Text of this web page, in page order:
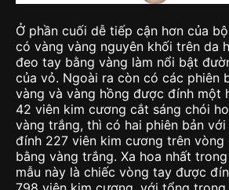
Ở phần cuối dễ tiếp cận hơn của
có vàng vàng nguyên khối trên da
đeo tay bằng vàng làm nổi bật
của vỏ. Ngoài ra còn có các phiên
vàng và vàng hồng được đính một
42 viên kim cương cắt sáng chói
vàng trắng, thì có hai phiên bản
đính 227 viên kim cương trên vòng
bằng vàng trắng. Xa hoa nhất
mẫu này là chiếc vòng tay được